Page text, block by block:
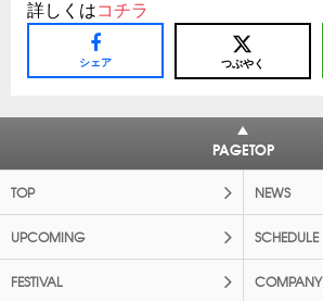
詳しくはコチラ
シェア つぶやく
PAGETOP
TOP NEWS
UPCOMING SCHEDULE
FESTIVAL COMPANY